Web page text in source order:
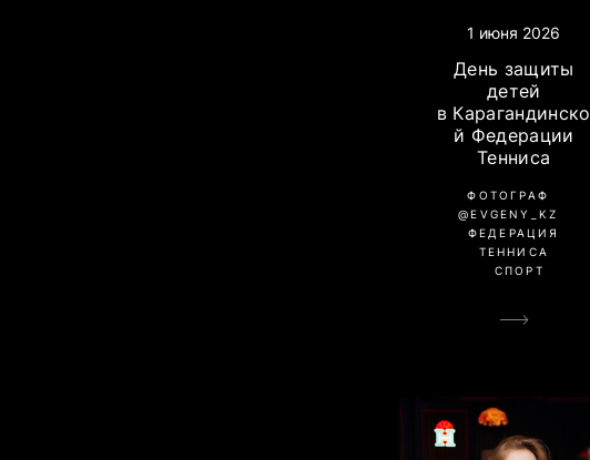
1 июня 2026
День защиты
детей
в Карагандинско
й Федерации
Тенниса
ФОТОГРАФ
@EVGENY_KZ
ФЕДЕРАЦИЯ
ТЕННИСА
СПОРТ